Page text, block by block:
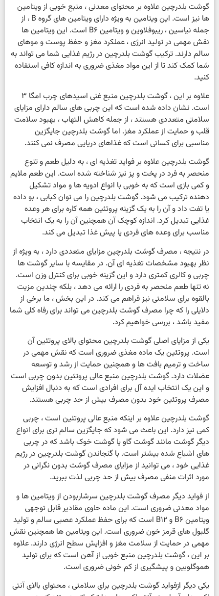
گوشت بلدرچین علاوه بر محتوای معدنی ، منبع خوبی از ویتامین
ها نیز است. این ویتامین به ویژه دارای ویتامین های گروه B ، از
جمله نیاسین ، ریبوفلاوین و ویتامین B6 است. این ویتامین ها
نقش مهمی در تولید انرژی ، عملکرد مغز و حفظ پوست و موهای
سالم دارند. ترکیب گوشت بلدرچین در رژیم غذایی شما می تواند به
شما کمک کند تا از این مواد مغذی ضروری به اندازه کافی استفاده
کنید.
علاوه بر این ، گوشت بلدرچین منبع غنی اسیدهای چرب امگا 3
است. نشان داده شده است که این چربی های سالم دارای مزایای
سلامتی متعددی هستند ، از جمله کاهش التهاب ، بهبود سلامت
قلب و حمایت از عملکرد مغز. اما گوشت بلدرچین جایگزین
مناسبی برای کسانی است که غذاهای دریایی مصرف نمی کنند.
گوشت بلدرچین علاوه بر فواید تغذیه ای ، به دلیل طعم و تنوع
منحصر به فرد در پخت و پز نیز شناخته شده است. این طعم ملایم
و کمی بازی است که به خوبی با انواع ادویه ها و مواد تشکیل
دهنده ترکیب می شود. گوشت بلدرچین را می توان کبابی ، بو داده
یا تفت داد و آن را به یک گزینه پروتئین همه کاره برای هر وعده
غذایی تبدیل کرد. اندازه کوچک آن همچنین آن را به یک انتخاب
مناسب برای وعده های فردی یا پیش غذا تبدیل می کند.
در نتیجه ، مصرف گوشت بلدرچین مزایای متعددی دارد ، به ویژه از
نظر بهبود مشخصات تغذیه ای آن. در مقایسه با سایر گوشت ها
چربی و کالری کمتری دارد و این گزینه خوبی برای کنترل وزن است.
نه تنها طعم منحصر به فردی را ارائه می دهد ، بلکه چندین مزیت
بالقوه برای سلامتی نیز فراهم می کند. در این بخش ، ما برخی از
دلایلی را که چرا مصرف گوشت بلدرچین می تواند برای رفاه کلی شما
مفید باشد ، بررسی خواهیم کرد.
یکی از مزایای اصلی گوشت بلدرچین محتوای بالای پروتئین آن
است. پروتئین یک ماده مغذی ضروری است که نقش مهمی در
ساخت و ترمیم بافت ها و همچنین حمایت از رشد و توسعه
عضلات دارد. گوشت بلدرچین منبع عالی پروتئین بدون چربی است
و این یک انتخاب ایده آل برای افرادی است که به دنبال افزایش
مصرف پروتئین خود بدون مصرف بیش از حد چربی هستند.
گوشت بلدرچین علاوه بر اینکه منبع عالی پروتئین است ، چربی
کمی نیز دارد. این باعث می شود که جایگزین سالم تری برای انواع
دیگر گوشت مانند گوشت گاو یا گوشت خوک باشد که در چربی
های اشباع شده بیشتر است. با گنجاندن گوشت بلدرچین در رژیم
غذایی خود ، می توانید از مزایای مصرف گوشت بدون نگرانی در
مورد اثرات منفی مصرف بیش از حد چربی لذت ببرید.
از فواید دیگر مصرف گوشت بلدرچین سرشاربودن از ویتامین ها و
مواد معدنی ضروری است. این ماده حاوی مقادیر قابل توجهی
ویتامین B6 و B12 است که برای حفظ عملکرد عصبی سالم و تولید
گلبول های قرمز خون ضروری است. این ویتامین ها همچنین نقش
مهمی در حمایت از سلامت مغز و افزایش سطح انرژی دارند. علاوه
بر این ، گوشت بلدرچین منبع خوبی از آهن است که برای تولید
هموگلوبین و پیشگیری از کم خونی ضروری است.
یکی دیگر ازفواید گوشت بلدرچین برای سلامتی ، محتوای بالای آنتی